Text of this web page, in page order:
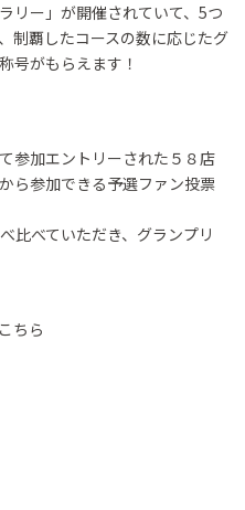
リー」が開催されていて、5つ
制覇したコースの数に応じたグ
号がもらえます！
参加エントリーされた５８店
ら参加できる予選ファン投票
比べていただき、グランプリ
ちら